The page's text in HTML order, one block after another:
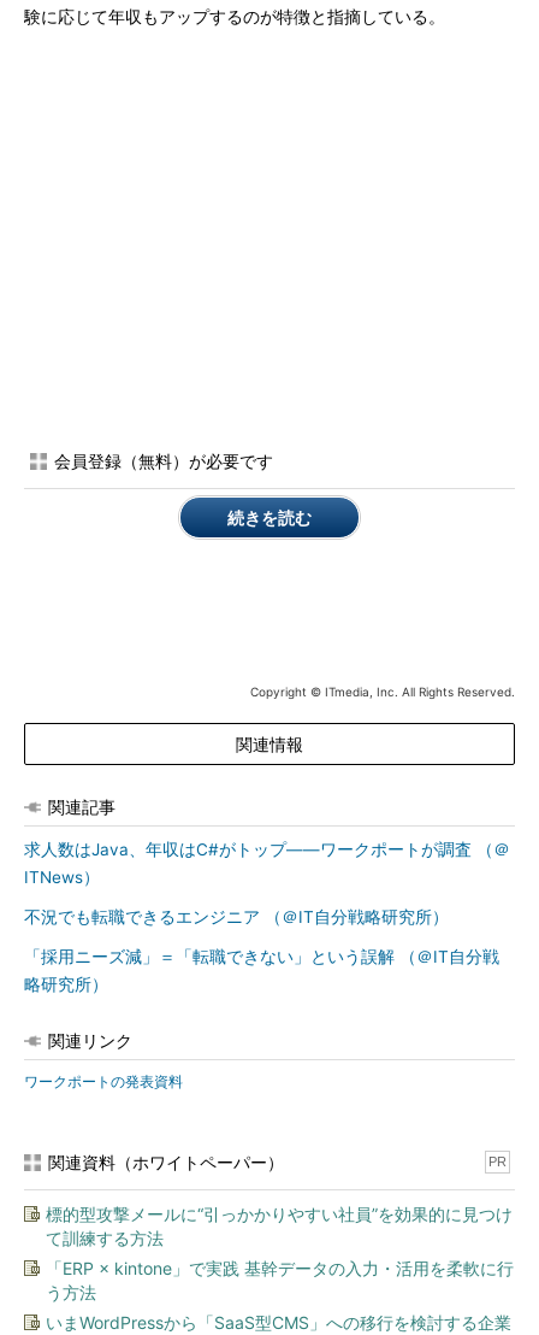
験に応じて年収もアップするのが特徴と指摘している。
会員登録（無料）が必要です
続きを読む
Copyright © ITmedia, Inc. All Rights Reserved.
関連情報
関連記事
求人数はJava、年収はC#がトップ――ワークポートが調査 （＠
ITNews）
不況でも転職できるエンジニア （＠IT自分戦略研究所）
「採用ニーズ減」＝「転職できない」という誤解 （＠IT自分戦
略研究所）
関連リンク
ワークポートの発表資料
関連資料（ホワイトペーパー） PR
標的型攻撃メールに“引っかかりやすい社員”を効果的に見つけ
て訓練する方法
「ERP × kintone」で実践 基幹データの入力・活用を柔軟に行
う方法
いまWordPressから「SaaS型CMS」への移行を検討する企業